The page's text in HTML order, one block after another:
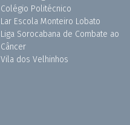
Colégio Politécnico
Lar Escola Monteiro Lobato
Liga Sorocabana de Combate ao
Câncer
Vila dos Velhinhos